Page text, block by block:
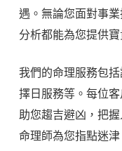
遇。無論您面對事
分析都能為您提供
我們的命理服務包
擇日服務等。每位
助您趨吉避凶，把
命理師為您指點迷津